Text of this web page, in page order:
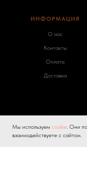
ИНФОРМАЦИЯ
О нас
Контакты
Оплата
Доставка
Мы используем cookie. Они
взаимодействуете с сайтом.